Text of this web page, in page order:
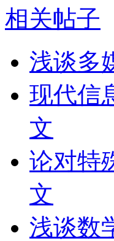
相关帖子
浅谈多
现代信
文
论对特
文
浅谈数